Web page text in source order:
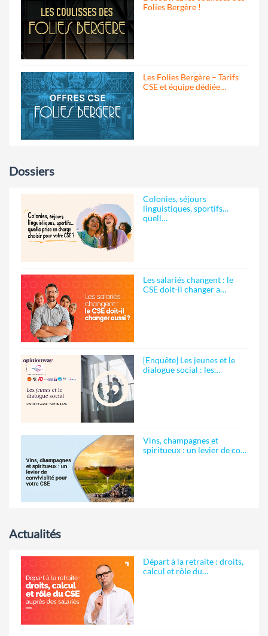
Folies Bergère !
Les Folies Bergère – Tarifs
CSE et équipe dédiée…
Dossiers
Colonies, séjours
linguistiques, sportifs…
quell…
Les salariés changent : le
CSE doit-il changer a…
[Enquête] Les jeunes et le
dialogue social : les…
Vins, champagnes et
spiritueux : un levier de co…
Actualités
Départ à la retraite : droits,
calcul et rôle du…